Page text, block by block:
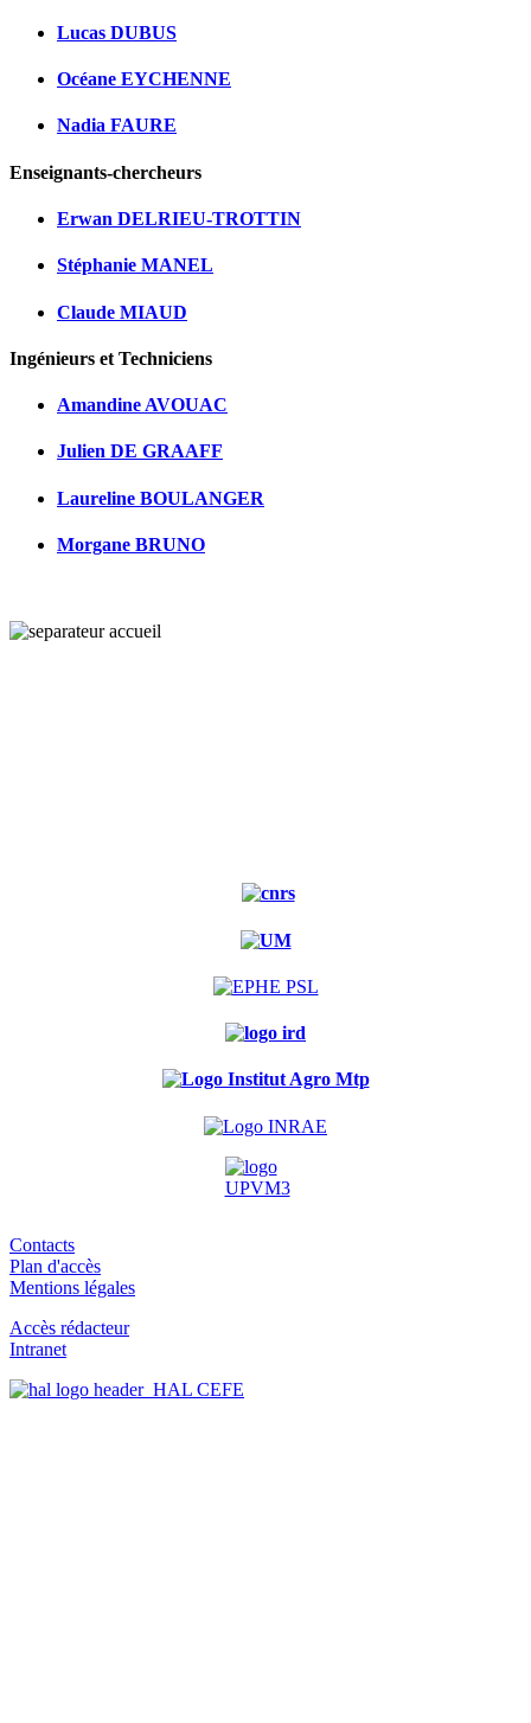
Lucas DUBUS
Océane EYCHENNE
Nadia FAURE
Enseignants-chercheurs
Erwan DELRIEU-TROTTIN
Stéphanie MANEL
Claude MIAUD
Ingénieurs et Techniciens
Amandine AVOUAC
Julien DE GRAAFF
Laureline BOULANGER
Morgane BRUNO
Contacts
Plan d'accès
Mentions légales
Accès rédacteur
Intranet
HAL CEFE